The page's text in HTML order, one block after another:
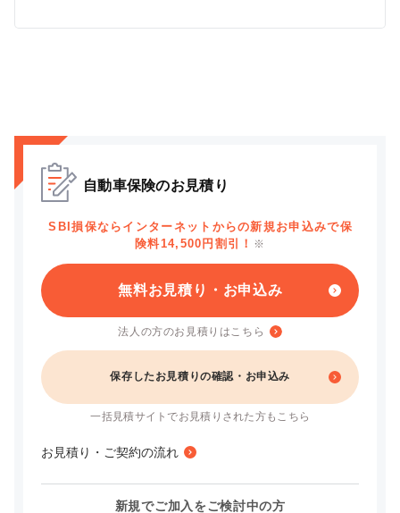
自動車保険のお見積り
SBI損保ならインターネットからの新規お申込みで保
険料14,500円割引！ ※
無料お見積り・お申込み
法人の方のお見積りはこちら
保存したお見積りの確認・お申込み
一括見積サイトでお見積りされた方もこちら
お見積り・ご契約の流れ
新規でご加入をご検討中の方